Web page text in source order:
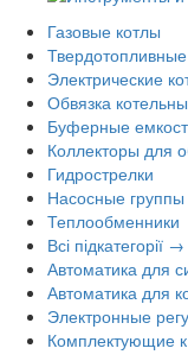
Газовые котлы
Электрические
Обвязка
Буферные
Коллекторы для
Гидрострелки
Насосные группы
Теплообменники
Всі підкатегорії →
Автоматика для
Автоматика для
Электронные
Комплектующие